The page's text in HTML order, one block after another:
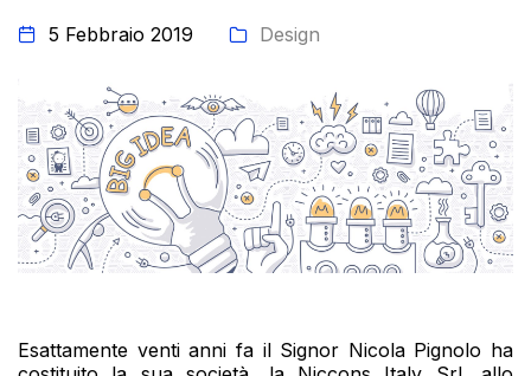
5 Febbraio 2019 Design
Esattamente venti anni fa il Signor Nicola Pignolo ha